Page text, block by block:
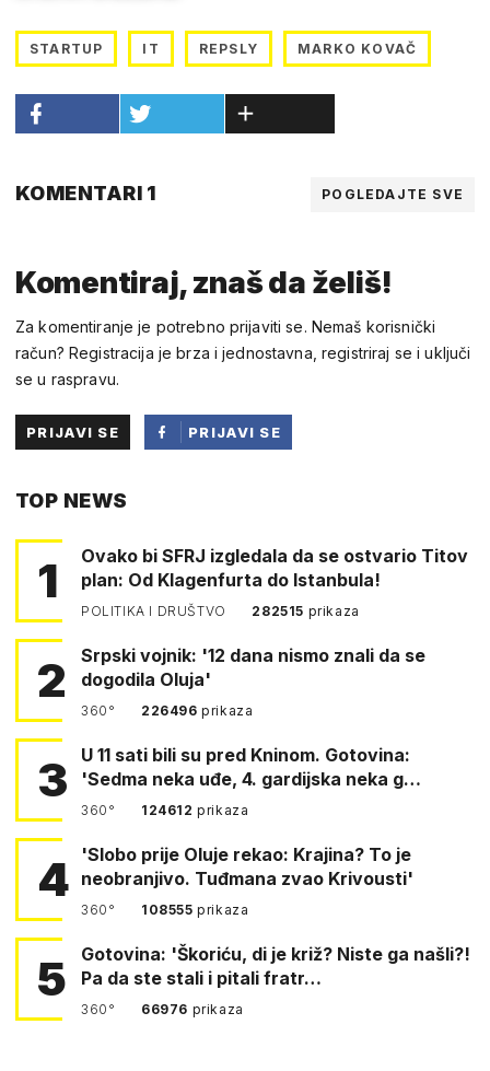
STARTUP IT REPSLY MARKO KOVAČ
KOMENTARI 1 POGLEDAJTE SVE
Komentiraj, znaš da želiš!
Za komentiranje je potrebno prijaviti se. Nemaš korisnički
račun? Registracija je brza i jednostavna, registriraj se i uključi
se u raspravu.
PRIJAVI SE
PRIJAVI SE
TOP NEWS
1
Ovako bi SFRJ izgledala da se ostvario Titov
plan: Od Klagenfurta do Istanbula!
POLITIKA I DRUŠTVO 282515 prikaza
2
Srpski vojnik: '12 dana nismo znali da se
dogodila Oluja'
360° 226496prikaza
3
U 11 sati bili su pred Kninom. Gotovina:
'Sedma neka uđe, 4. gardijska neka g…
360° 124612prikaza
4
'Slobo prije Oluje rekao: Krajina? To je
neobranjivo. Tuđmana zvao Krivousti'
360° 108555prikaza
5
Gotovina: 'Škoriću, di je križ? Niste ga našli?!
Pa da ste stali i pitali fratr…
360° 66976 prikaza